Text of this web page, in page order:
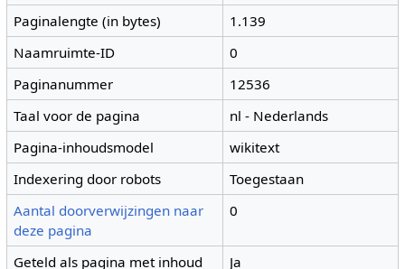
Paginalengte (in bytes)
1.139
Naamruimte-ID
0
Paginanummer
12536
Taal voor de pagina
nl - Nederlands
Pagina-inhoudsmodel
wikitext
Indexering door robots
Toegestaan
Aantal doorverwijzingen naar
deze pagina
0
Geteld als pagina met inhoud Ja